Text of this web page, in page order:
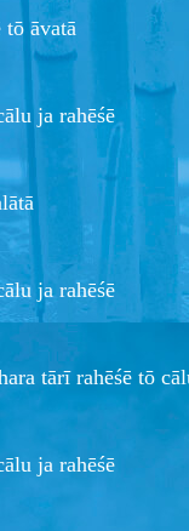
tō āvatā
ja rahēśē
ja rahēśē
tārī rahēśē tō
ja rahēśē